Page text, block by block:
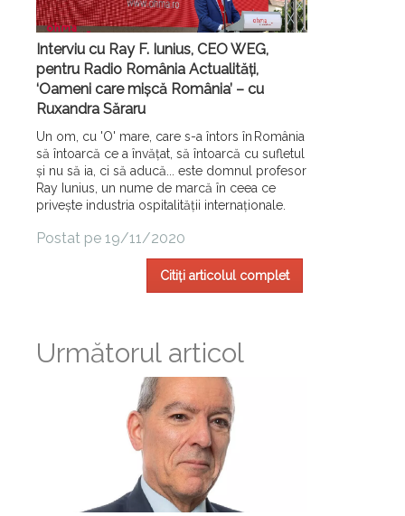
Interviu cu Ray F. Iunius, CEO WEG,
pentru Radio România Actualități,
‘Oameni care mișcă România’ – cu
Ruxandra Săraru
Un om, cu 'O' mare, care s-a întors în România
să întoarcă ce a învățat, să întoarcă cu sufletul
și nu să ia, ci să aducă... este domnul profesor
Ray Iunius, un nume de marcă în ceea ce
privește industria ospitalității internaționale.
Postat pe 19/11/2020
Citiți articolul complet
Următorul articol